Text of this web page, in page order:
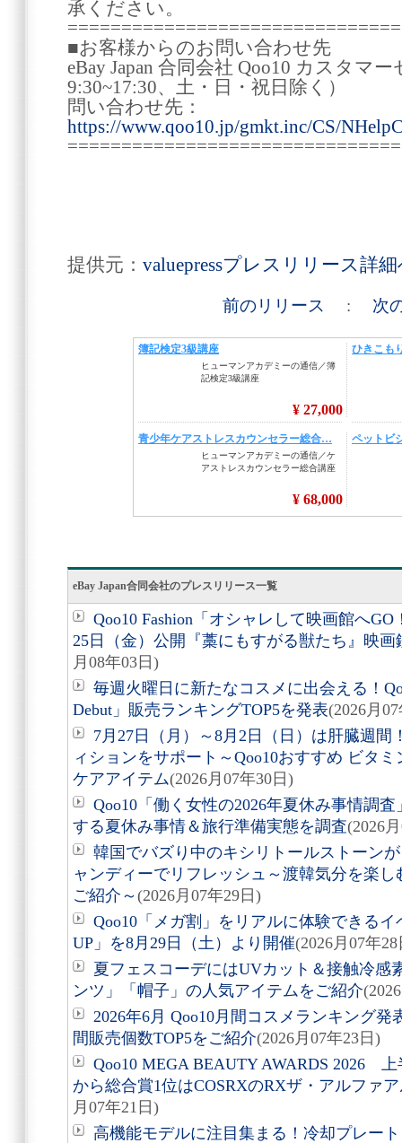
承ください。
■お客様からのお問い合わせ先
eBay Japan 合同会社 Qoo10 カスタマ
9:30~17:30、土・日・祝日除く）
問い合わせ先：
https://www.qoo10.jp/gmkt.inc/CS/
提供元： valuepressプレスリリース詳
前のリリース : 次
eBay Japan合同会社のプレスリリース一覧
Qoo10 Fashion「オシャレして映画館へ
25日（金）公開『藁にもすがる獣たち』映
月08年03日)
毎週火曜日に新たなコスメに出会える！
Debut」販売ランキングTOP5を発表(2026月
7月27日（月）～8月2日（日）は肝臓週
ィションをサポート～Qoo10おすすめ ビタ
ケアアイテム(2026月07年30日)
Qoo10「働く女性の2026年夏休み事情調
する夏休み事情＆旅行準備実態を調査(2026
韓国でバズり中のキシリトールストーン
ャンディーでリフレッシュ～渡韓気分を楽
ご紹介～ (2026月07年29日)
Qoo10「メガ割」をリアルに体験できるイ
UP」を8月29日（土）より開催(2026月07年28
夏フェスコーデにはUVカット＆接触冷感
ンツ」「帽子」の人気アイテムをご紹介
2026年6月 Qoo10月間コスメランキング
間販売個数TOP5をご紹介(2026月07年23日)
Qoo10 MEGA BEAUTY AWARDS 2026
から総合賞1位はCOSRXのRXザ・アルファ
月07年21日)
高機能モデルに注目集まる！冷却プレー